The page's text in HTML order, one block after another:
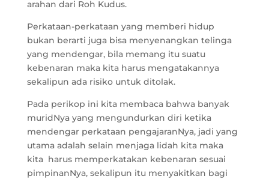
arahan dari Roh Kudus.
Perkataan-perkataan yang memberi hidup
bukan berarti juga bisa menyenangkan telinga
yang mendengar, bila memang itu suatu
kebenaran maka kita harus mengatakannya
sekalipun ada risiko untuk ditolak.
Pada perikop ini kita membaca bahwa banyak
muridNya yang mengundurkan diri ketika
mendengar perkataan pengajaranNya, jadi yang
utama adalah selain menjaga lidah kita maka
kita harus memperkatakan kebenaran sesuai
pimpinanNya, sekalipun itu menyakitkan bagi